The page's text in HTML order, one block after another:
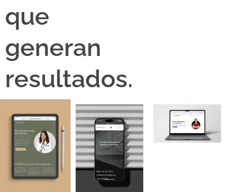
que
generan
resultados.